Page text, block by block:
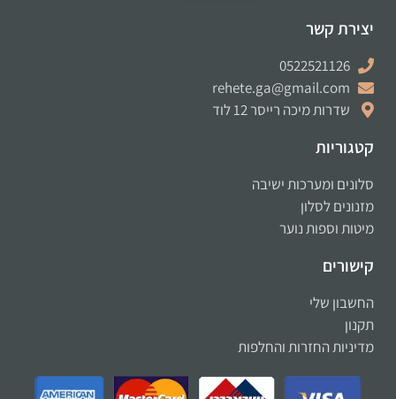
יצירת קשר
0522521126
rehete.ga@gmail.com
שדרות מיכה רייסר 12 לוד
קטגוריות
סלונים ומערכות ישיבה
מזנונים לסלון
מיטות וספות נוער
קישורים
החשבון שלי
תקנון
מדיניות החזרות והחלפות